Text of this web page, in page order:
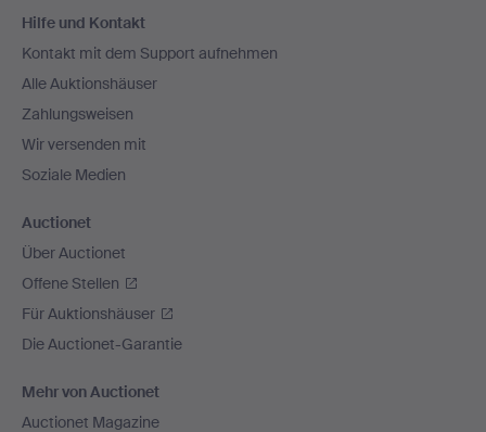
Navigation
Hilfe und Kontakt
Kontakt mit dem Support aufnehmen
Alle Auktionshäuser
Zahlungsweisen
Wir versenden mit
Soziale Medien
Auctionet
Über Auctionet
Offene Stellen
Für Auktionshäuser
Die Auctionet-Garantie
Mehr von Auctionet
Auctionet Magazine